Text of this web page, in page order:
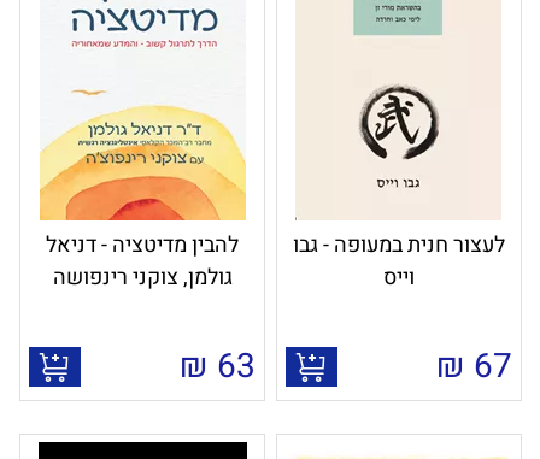
לעצור חנית במעופה - גבו
וייס
67
₪
להבין מדיטציה - דניאל
גולמן, צוקני רינפושה
63
₪